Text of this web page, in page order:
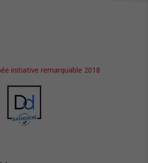
initiative remarquable 2018